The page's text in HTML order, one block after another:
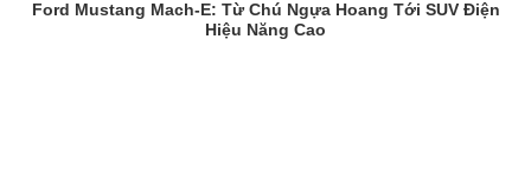
Ford Mustang Mach-E: Từ Chú Ngựa Hoang Tới SUV Điện
Hiệu Năng Cao